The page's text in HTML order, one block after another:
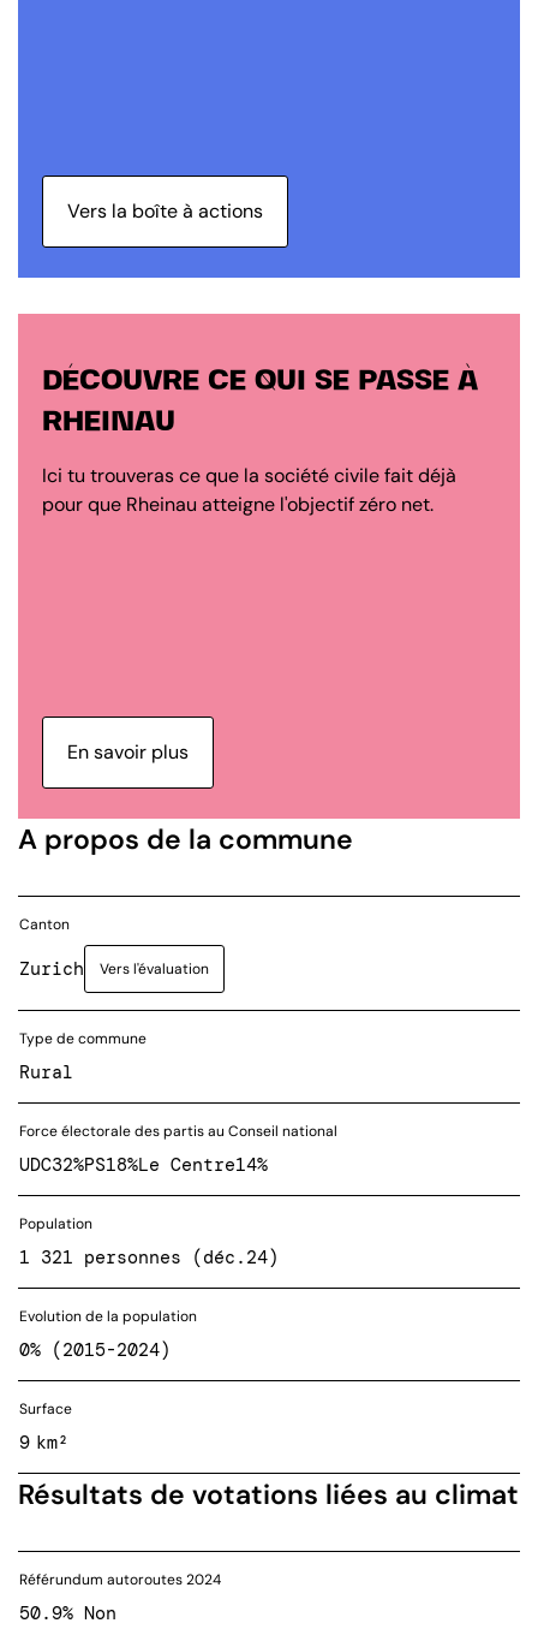
Vers la boîte à actions
DÉCOUVRE CE QUI SE PASSE À
RHEINAU
Ici tu trouveras ce que la société civile fait déjà
pour que Rheinau atteigne l'objectif zéro net.
En savoir plus
A propos de la commune
Canton
Zurich Vers l'évaluation
Type de commune
Rural
Force électorale des partis au Conseil national
UDC32%PS18%Le Centre14%
Population
1 321 personnes (déc.24)
Evolution de la population
0% (2015-2024)
Surface
9 km²
Résultats de votations liées au climat
Référundum autoroutes 2024
50.9% Non